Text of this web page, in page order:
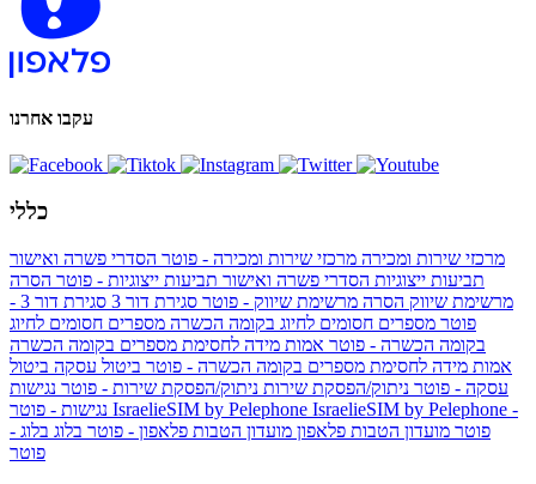
עקבו אחרנו
כללי
מרכזי שירות ומכירה מרכזי שירות ומכירה - פוטר הסדרי פשרה ואישור
תביעות ייצוגיות הסדרי פשרה ואישור תביעות ייצוגיות - פוטר הסרה
מרשימת שיווק הסרה מרשימת שיווק - פוטר סגירת דור 3
סגירת דור 3 -
פוטר מספרים חסומים לחיוג בקומה הכשרה מספרים חסומים לחיוג
בקומה הכשרה - פוטר אמות מידה לחסימת מספרים בקומה הכשרה
אמות מידה לחסימת מספרים בקומה הכשרה - פוטר ביטול עסקה ביטול
עסקה - פוטר ניתוק/הפסקת שירות ניתוק/הפסקת שירות - פוטר נגישות
IsraelieSIM by Pelephone IsraelieSIM by Pelephone -
פוטר מועדון הטבות פלאפון מועדון הטבות פלאפון - פוטר בלוג בלוג -
פוטר